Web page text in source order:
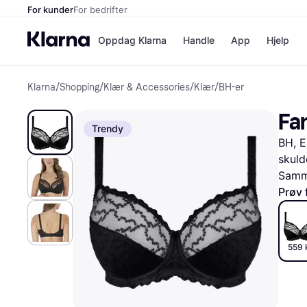
For kunderFor bedrifter
Oppdag Klarna
Betal nå
Betal i 3
Betal innen
Finansiering
Vipps
Handle App Hjelp
Klarna/Shopping/Klær & Accessories/Klær/BH-er
Trendy
BH,
Prøv
559